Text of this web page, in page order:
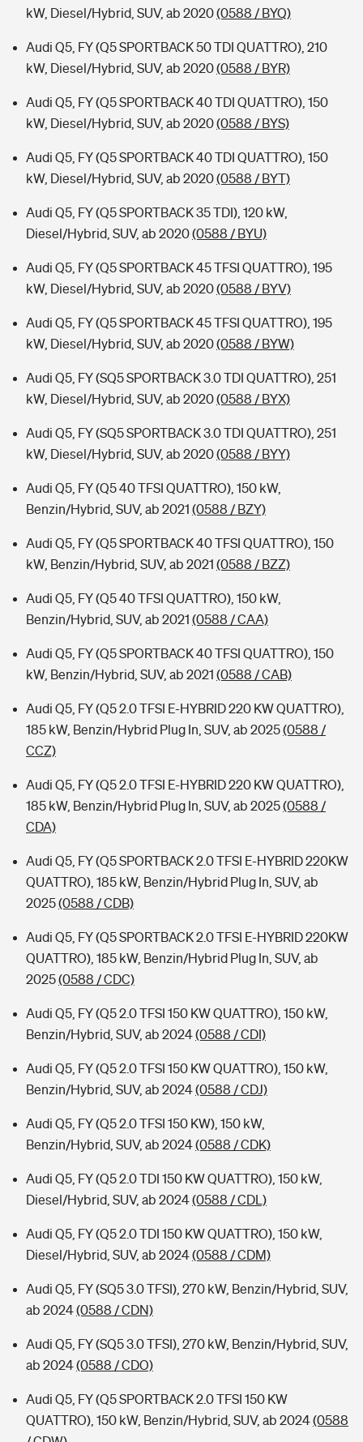
kW, Diesel/Hybrid, SUV, ab 2020(0588 / BYQ)
Audi Q5, FY (Q5 SPORTBACK 50 TDI QUATTRO), 210
kW, Diesel/Hybrid, SUV, ab 2020(0588 / BYR)
Audi Q5, FY (Q5 SPORTBACK 40 TDI QUATTRO), 150
kW, Diesel/Hybrid, SUV, ab 2020(0588 / BYS)
Audi Q5, FY (Q5 SPORTBACK 40 TDI QUATTRO), 150
kW, Diesel/Hybrid, SUV, ab 2020(0588 / BYT)
Audi Q5, FY (Q5 SPORTBACK 35 TDI), 120 kW,
Diesel/Hybrid, SUV, ab 2020(0588 / BYU)
Audi Q5, FY (Q5 SPORTBACK 45 TFSI QUATTRO), 195
kW, Diesel/Hybrid, SUV, ab 2020(0588 / BYV)
Audi Q5, FY (Q5 SPORTBACK 45 TFSI QUATTRO), 195
kW, Diesel/Hybrid, SUV, ab 2020(0588 / BYW)
Audi Q5, FY (SQ5 SPORTBACK 3.0 TDI QUATTRO), 251
kW, Diesel/Hybrid, SUV, ab 2020(0588 / BYX)
Audi Q5, FY (SQ5 SPORTBACK 3.0 TDI QUATTRO), 251
kW, Diesel/Hybrid, SUV, ab 2020(0588 / BYY)
Audi Q5, FY (Q5 40 TFSI QUATTRO), 150 kW,
Benzin/Hybrid, SUV, ab 2021 (0588 / BZY)
Audi Q5, FY (Q5 SPORTBACK 40 TFSI QUATTRO), 150
kW, Benzin/Hybrid, SUV, ab 2021 (0588 / BZZ)
Audi Q5, FY (Q5 40 TFSI QUATTRO), 150 kW,
Benzin/Hybrid, SUV, ab 2021 (0588 / CAA)
Audi Q5, FY (Q5 SPORTBACK 40 TFSI QUATTRO), 150
kW, Benzin/Hybrid, SUV, ab 2021 (0588 / CAB)
Audi Q5, FY (Q5 2.0 TFSI E-HYBRID 220 KW QUATTRO),
185 kW, Benzin/Hybrid Plug In, SUV, ab 2025(0588 /
CCZ)
Audi Q5, FY (Q5 2.0 TFSI E-HYBRID 220 KW QUATTRO),
185 kW, Benzin/Hybrid Plug In, SUV, ab 2025(0588 /
CDA)
Audi Q5, FY (Q5 SPORTBACK 2.0 TFSI E-HYBRID 220KW
QUATTRO), 185 kW, Benzin/Hybrid Plug In, SUV, ab
2025(0588 / CDB)
Audi Q5, FY (Q5 SPORTBACK 2.0 TFSI E-HYBRID 220KW
QUATTRO), 185 kW, Benzin/Hybrid Plug In, SUV, ab
2025(0588 / CDC)
Audi Q5, FY (Q5 2.0 TFSI 150 KW QUATTRO), 150 kW,
Benzin/Hybrid, SUV, ab 2024(0588 / CDI)
Audi Q5, FY (Q5 2.0 TFSI 150 KW QUATTRO), 150 kW,
Benzin/Hybrid, SUV, ab 2024(0588 / CDJ)
Audi Q5, FY (Q5 2.0 TFSI 150 KW), 150 kW,
Benzin/Hybrid, SUV, ab 2024(0588 / CDK)
Audi Q5, FY (Q5 2.0 TDI 150 KW QUATTRO), 150 kW,
Diesel/Hybrid, SUV, ab 2024(0588 / CDL)
Audi Q5, FY (Q5 2.0 TDI 150 KW QUATTRO), 150 kW,
Diesel/Hybrid, SUV, ab 2024(0588 / CDM)
Audi Q5, FY (SQ5 3.0 TFSI), 270 kW, Benzin/Hybrid, SUV,
ab 2024(0588 / CDN)
Audi Q5, FY (SQ5 3.0 TFSI), 270 kW, Benzin/Hybrid, SUV,
ab 2024(0588 / CDO)
Audi Q5, FY (Q5 SPORTBACK 2.0 TFSI 150 KW
QUATTRO), 150 kW, Benzin/Hybrid, SUV, ab 2024(0588